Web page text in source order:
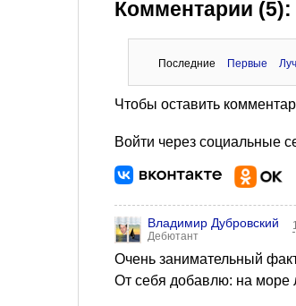
Комментарии (5):
Последние Первые
Чтобы оставить
Войти через социальные
Владимир Дубровский
Дебютант
Очень занимательный
От себя добавлю: на море